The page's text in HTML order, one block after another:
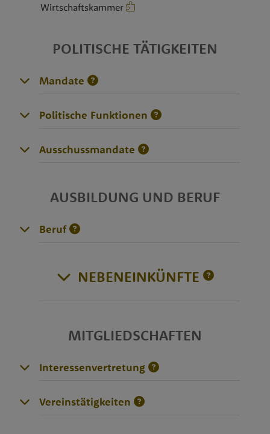
Wirtschaftskammer
POLITISCHE TÄTIGKEITEN
Mandate
Politische Funktionen
Ausschussmandate
AUSBILDUNG UND BERUF
Beruf
NEBENEINKÜNFTE
MITGLIEDSCHAFTEN
Interessenvertretung
Vereinstätigkeiten